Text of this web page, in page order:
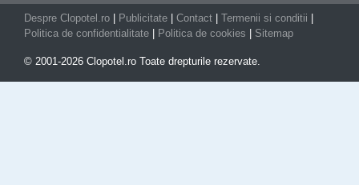
Despre Clopotel.ro Publicitate Contact Termenii si conditii
Politica de confidentialitate
Politica de cookies Sitemap
© 2001-2026 Clopotel.ro Toate drepturile rezervate.